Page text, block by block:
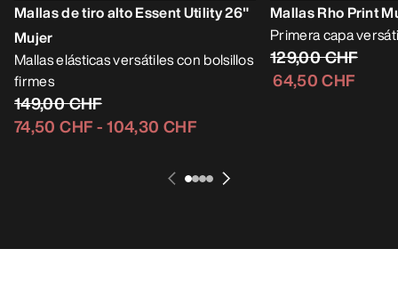
Mallas de tiro alto Essent Utility 26"
Mujer
Mallas elásticas versátiles con bolsillos
firmes
149,00 CHF
74,50 CHF-104,30 CHF
Mallas Rho Print
Primera capa
129,00 CHF
64,50 CHF